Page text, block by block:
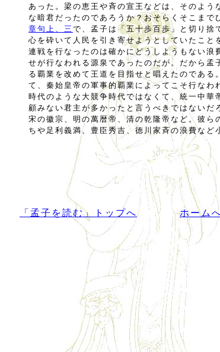
あった。梁の恵王や斉の宣王などは、そのよう
な暗君だったのであろうか？おそらくそこまで
章句上、三 で、孟子は「五十歩百歩」と切り捨
心を砕いて人民を引き寄せようとしていたこと
連戦を行なったのは確かにどうしようもない浪
せが行なわれる源泉であったのだが。だから孟
る覇業を改めて王道を目指せと唱えたのである
て、秦始皇帝の軍事的覇業によってこそ行なわ
時代のような大競争時代ではなくて、統一中華
顧みない君主が多かったと言うべきではないだ
宋の徽宗、明の萬暦帝、清の乾隆帝など。彼ら
ちや足利義満、豊臣秀吉、徳川家斉の浪費など
「孟子を読む」トップへ ホーム